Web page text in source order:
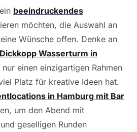
beeindruckendes
möchten, die Auswahl an
Wünsche offen. Denke an
Wasserturm in
einen einzigartigen Rahmen
Platz für kreative Ideen hat.
in Hamburg mit Bar
um den Abend mit
geselligen Runden